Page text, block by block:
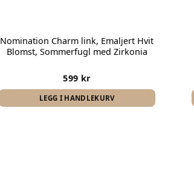
Nomination Charm link, Emaljert Hvit
Blomst, Sommerfugl med Zirkonia
599 kr
LEGG I HANDLEKURV